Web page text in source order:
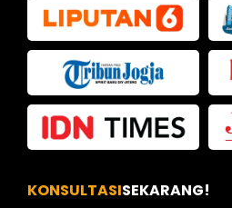
KONSULTASISEKARANG!